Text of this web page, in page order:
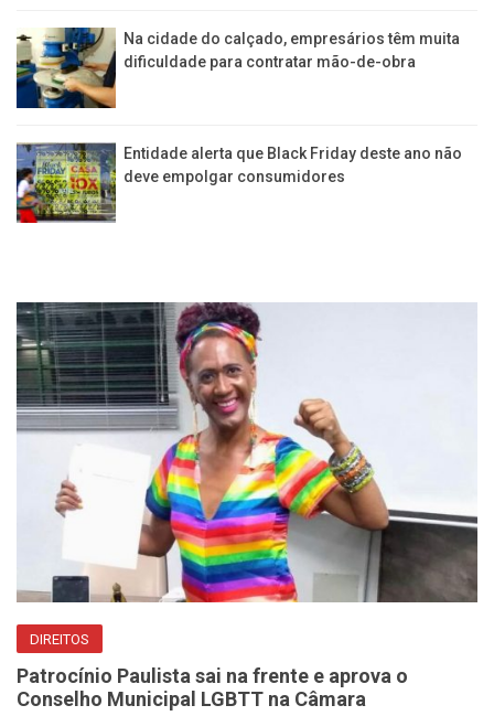
Na cidade do calçado, empresários têm muita
dificuldade para contratar mão-de-obra
Entidade alerta que Black Friday deste ano não
deve empolgar consumidores
DIREITOS
Patrocínio Paulista sai na frente e aprova o
Conselho Municipal LGBTT na Câmara